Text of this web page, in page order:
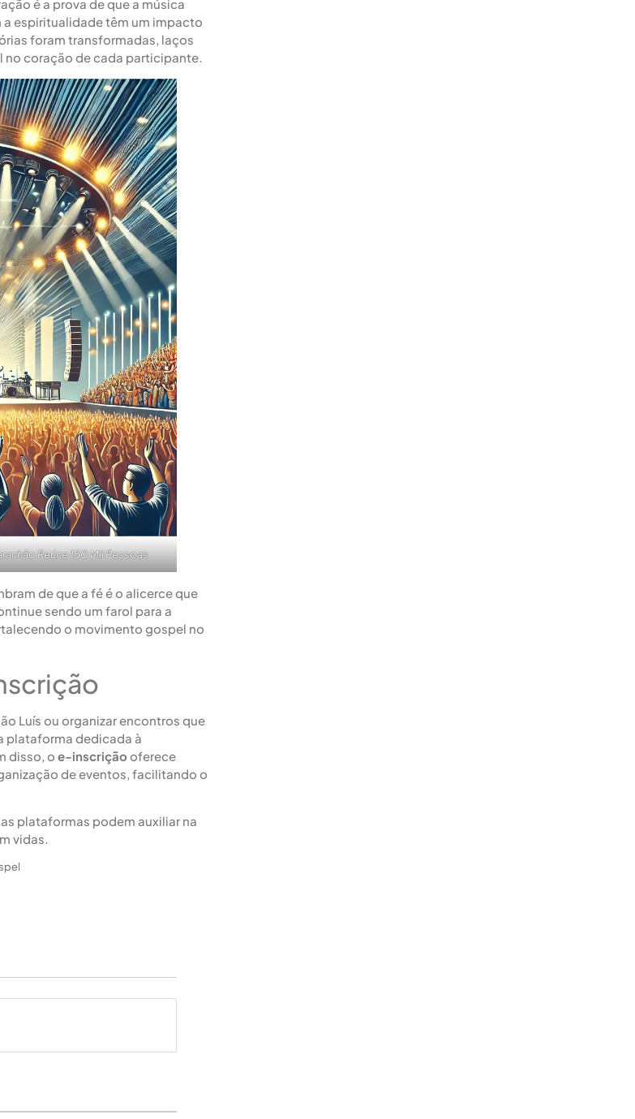
é a prova de que a música
espiritualidade têm um impacto
foram transformadas, laços
no coração de cada participante.
Reúne 150 Mil Pessoas
de que a fé é o alicerce que
sendo um farol para a
o movimento gospel no
Luís ou organizar encontros que
plataforma dedicada à
disso, o e-inscrição oferece
de eventos, facilitando o
plataformas podem auxiliar na
vidas.